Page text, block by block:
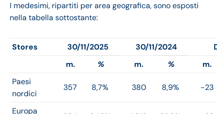
I medesimi, ripartiti per area geografica, sono esposti
nella tabella sottostante:
Stores 30/11/2025 30/11/2024
m.
% m. %
m.
Paesi
nordici
357 8,7% 380 8,9% -23
Europa